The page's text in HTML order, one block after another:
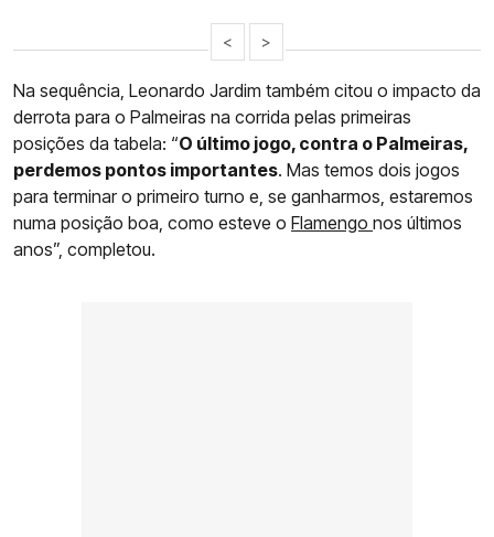
< >
Na sequência, Leonardo Jardim também citou o impacto da
derrota para o Palmeiras na corrida pelas primeiras
posições da tabela: “O último jogo, contra o Palmeiras,
perdemos pontos importantes. Mas temos dois jogos
para terminar o primeiro turno e, se ganharmos, estaremos
numa posição boa, como esteve o Flamengo nos últimos
anos”, completou.